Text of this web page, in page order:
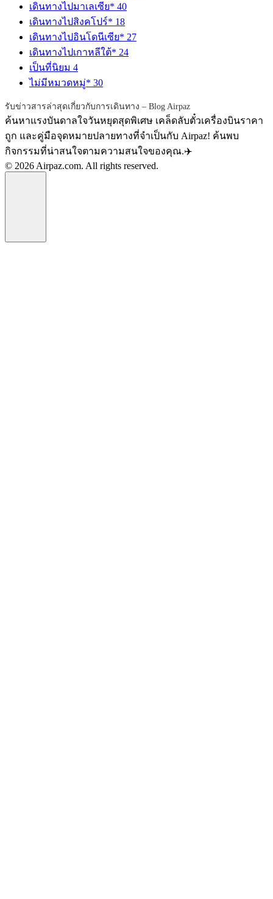
เดินทางไปมาเลเซีย* 40
เดินทางไปสิงคโปร์* 18
เดินทางไปอินโดนีเซีย* 27
เดินทางไปเกาหลีใต้* 24
เป็นที่นิยม 4
ไม่มีหมวดหมู่* 30
รับข่าวสารล่าสุดเกี่ยวกับการเดินทาง – Blog Airpaz
ค้นหาแรงบันดาลใจวันหยุดสุดพิเศษ เคล็ดลับตั๋วเครื่องบินราคา
ถูก และคู่มือจุดหมายปลายทางที่จำเป็นกับ Airpaz! ค้นพบ
กิจกรรมที่น่าสนใจตามความสนใจของคุณ.✈️
© 2026 Airpaz.com. All rights reserved.